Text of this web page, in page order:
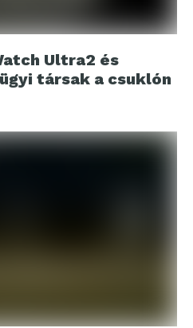
Ultra2 és
társak a csuklón